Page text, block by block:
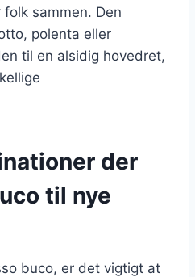
sammen. Den
polenta eller
til en alsidig hovedret,
der
til nye
buco, er det vigtigt at